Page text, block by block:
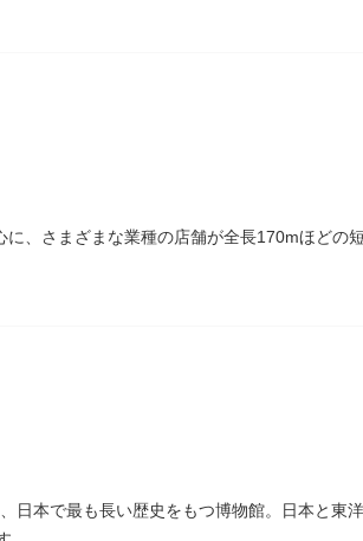
庭園の形式を一部踏襲している広大な庭は
代の石碑や手水鉢、庭石などが見られ、煉瓦
、さまざまな業種の店舗が全長170mほどの
型商店街へと発展。昭和の懐かしい商店街の
く、国内外から多くの観光客が訪れ、買い物
日本で最も長い歴史をもつ博物館。日本と東